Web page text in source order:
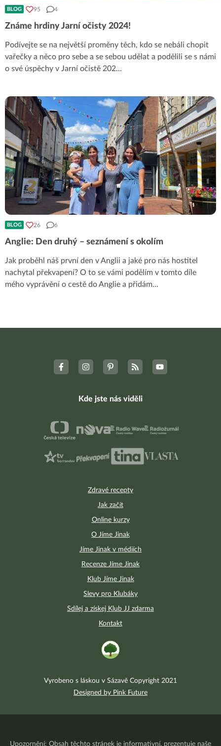
BLOG 95 4
Známe hrdiny Jarní očisty 2024!
Podívejte se na největší proměny těch, kdo se nebáli chopit
vařečky a něco pro sebe a se sebou udělat a podělili se s námi
o své úspěchy v Jarní očistě 202...
BLOG 26 6
Anglie: Den druhý – seznámení s okolím
Jak proběhl náš první den v Anglii a jaké pro nás hostitel
nachytal překvapení? O to se vámi podělím v tomto díle
mého vyprávění o cestě do Anglie a přidám...
Zdravé recepty
Jak začít
Online kurzy
O Jíme Jinak
Jíme Jinak v médiích
Recenze Jíme Jinak
Klub Jíme Jinak
Slevy pro Klubáky
Sdílej a získej Klub JJ zdarma
Kontakt
Kde jste nás viděli
Vyrobeno s láskou v Sázavě Copyright 2021
Designed by Pink Future
Upozornění: Obsah těchto stránek je informativní, prezentuje naše